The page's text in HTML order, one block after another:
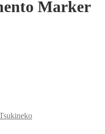
Marker